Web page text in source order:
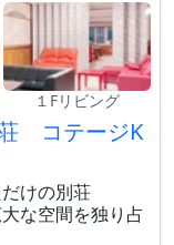
１Fリビング
コテージK
けの別荘
な空間を独り占